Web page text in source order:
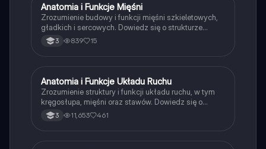
Biologia
Anatomia i Funkcje Mięśni
Zrozumienie budowy i funkcji mięśni szkieletowych,
gładkich i sercowych. Dowiedz się o strukturze
miofibryli, sarkomerów oraz mechanizmach skurczu
mięśniowego. Materiał obejmuje również rolę mięśni
3 839 15
Biologia
Anatomia i Funkcje Układu Ruchu
Zrozumienie struktury i funkcji układu ruchu, w tym
kręgosłupa, mięśni oraz stawów. Dowiedz się o
wadach postawy, chorobach układu ruchu oraz ich
wpływie na zdrowie. Materiał obejmuje kluczowe
3 11,653 461